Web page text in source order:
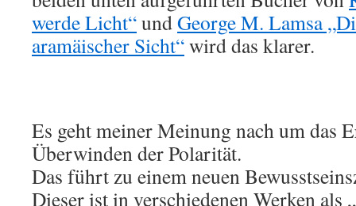
werde Licht“undGeorge M. Lamsa
aramäischer Sicht“wird das klarer.
Es geht meiner Meinung nach um das
Überwinden der Polarität.
Das führt zu einem neuen
Dieser ist in verschiedenen Werken als